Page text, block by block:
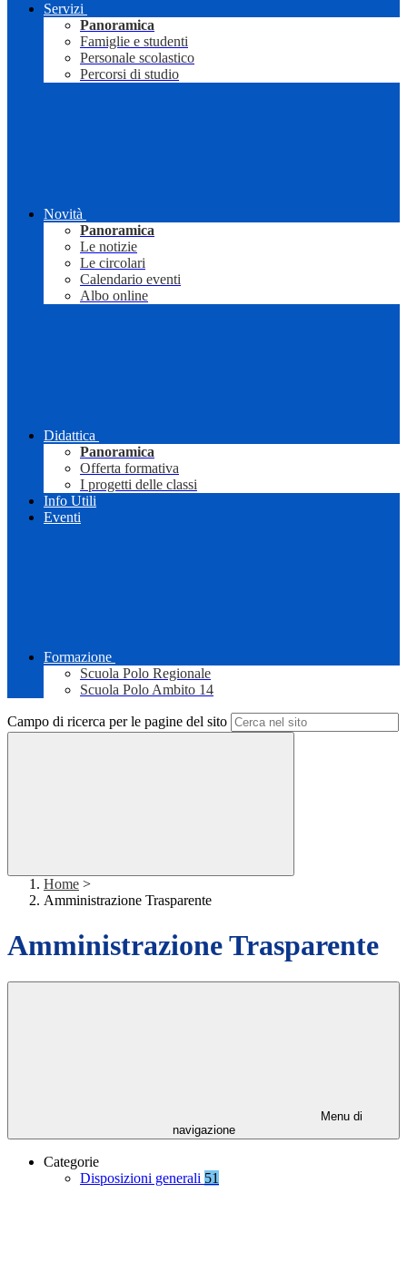
Servizi
Panoramica
Famiglie e studenti
Personale scolastico
Percorsi di studio
Novità
Panoramica
Le notizie
Le circolari
Calendario eventi
Albo online
Didattica
Panoramica
Offerta formativa
I progetti delle classi
Info Utili
Eventi
Formazione
Scuola Polo Regionale
Scuola Polo Ambito 14
Campo di ricerca per le pagine del sito
Home >
Amministrazione Trasparente
Amministrazione Trasparente
Menu di
navigazione
Categorie
Disposizioni generali 51